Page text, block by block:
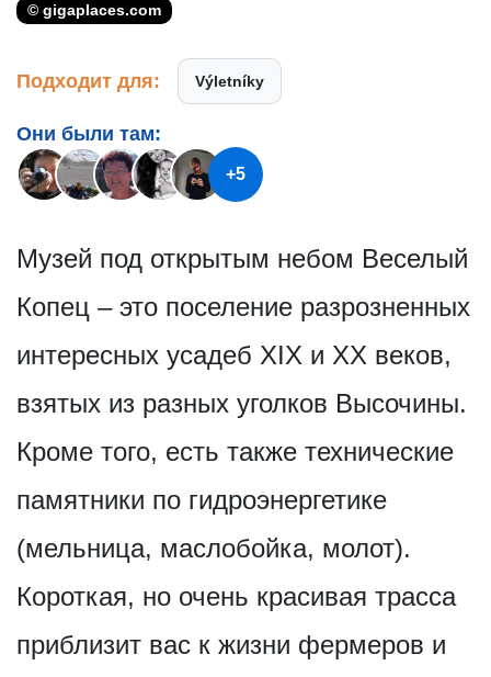
© gigaplaces.com
Подходит для: Výletníky
Они были там:
+5
Музей под открытым небом Веселый
Копец – это поселение разрозненных
интересных усадеб XIX и XX веков,
взятых из разных уголков Высочины.
Кроме того, есть также технические
памятники по гидроэнергетике
(мельница, маслобойка, молот).
Короткая, но очень красивая трасса
приблизит вас к жизни фермеров и